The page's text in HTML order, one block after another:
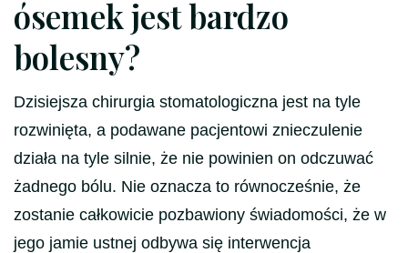
ósemek jest bardzo
bolesny?
Dzisiejsza chirurgia stomatologiczna jest na tyle
rozwinięta, a podawane pacjentowi znieczulenie
działa na tyle silnie, że nie powinien on odczuwać
żadnego bólu. Nie oznacza to równocześnie, że
zostanie całkowicie pozbawiony świadomości, że w
jego jamie ustnej odbywa się interwencja